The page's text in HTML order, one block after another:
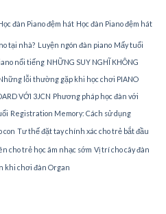
đàn Piano đệm hát Học đàn Piano đệm hát
tại nhà? Luyện ngón đàn piano Mấy tuổi
nổi tiếng NHỮNG SUY NGHĨ KHÔNG
lỗi thường gặp khi học chơi PIANO
VỚI 3JCN Phương pháp học đàn với
Registration Memory: Cách sử dụng
con Tư thế đặt tay chính xác cho trẻ bắt đầu
cho trẻ học âm nhạc sớm Vị trí cho cây đàn
khi chơi đàn Organ